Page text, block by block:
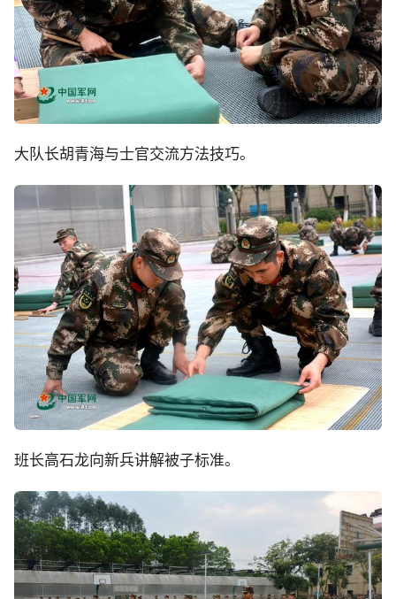
大队长胡青海与士官交流方法技巧。
班长高石龙向新兵讲解被子标准。